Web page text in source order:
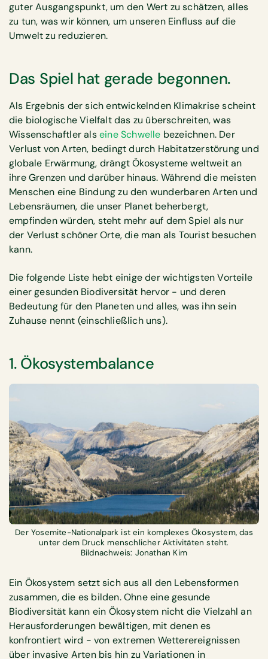
guter Ausgangspunkt, um den Wert zu schätzen, alles
zu tun, was wir können, um unseren Einfluss auf die
Umwelt zu reduzieren.
Das Spiel hat gerade begonnen.
Als Ergebnis der sich entwickelnden Klimakrise scheint
die biologische Vielfalt das zu überschreiten, was
Wissenschaftler alseine Schwelle bezeichnen. Der
Verlust von Arten, bedingt durch Habitatzerstörung und
globale Erwärmung, drängt Ökosysteme weltweit an
ihre Grenzen und darüber hinaus. Während die meisten
Menschen eine Bindung zu den wunderbaren Arten und
Lebensräumen, die unser Planet beherbergt,
empfinden würden, steht mehr auf dem Spiel als nur
der Verlust schöner Orte, die man als Tourist besuchen
kann.
Die folgende Liste hebt einige der wichtigsten Vorteile
einer gesunden Biodiversität hervor - und deren
Bedeutung für den Planeten und alles, was ihn sein
Zuhause nennt (einschließlich uns).
1. Ökosystembalance
Der Yosemite-Nationalpark ist ein komplexes Ökosystem, das
unter dem Druck menschlicher Aktivitäten steht.
Bildnachweis: Jonathan Kim
Ein Ökosystem setzt sich aus all den Lebensformen
zusammen, die es bilden. Ohne eine gesunde
Biodiversität kann ein Ökosystem nicht die Vielzahl an
Herausforderungen bewältigen, mit denen es
konfrontiert wird - von extremen Wetterereignissen
über invasive Arten bis hin zu Variationen in